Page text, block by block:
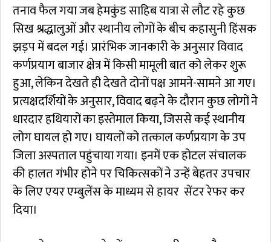
तनाव फैल गया जब हेमकुंड साहिब यात्रा से लौट रहे कुछ
सिख श्रद्धालुओं और स्थानीय लोगों के बीच कहासुनी हिंसक
झड़प में बदल गई। प्रारंभिक जानकारी के अनुसार विवाद
कर्णप्रयाग बाजार क्षेत्र में किसी मामूली बात को लेकर शुरू
हुआ, लेकिन देखते ही देखते दोनों पक्ष आमने-सामने आ गए।
प्रत्यक्षदर्शियों के अनुसार, विवाद बढ़ने के दौरान कुछ लोगों ने
धारदार हथियारों का इस्तेमाल किया, जिससे कई स्थानीय
लोग घायल हो गए। घायलों को तत्काल कर्णप्रयाग के उप
जिला अस्पताल पहुंचाया गया। इनमें एक होटल संचालक
की हालत गंभीर होने पर चिकित्सकों ने उन्हें बेहतर उपचार
के लिए एयर एम्बुलेंस के माध्यम से हायर सेंटर रेफर कर
दिया।